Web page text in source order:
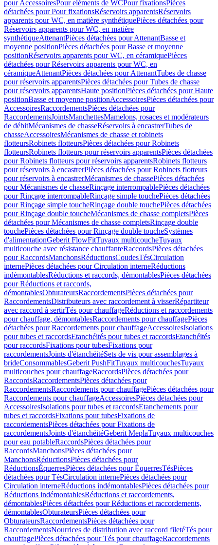
pour AccessoiresPour eléments de WCPour fixationsPièces
détachées pour Pour fixationsRéservoirs apparentsRéservoirs
apparents pour WC, en matière synthétiquePièces détachées pour
Réservoirs apparents pour WC, en matière
synthétiqueAttenantPièces détachées pour AttenantBasse et
moyenne positionPièces détachées pour Basse et moyenne
positionRéservoirs apparents pour WC, en céramiquePièces
détachées pour Réservoirs apparents pour WC, en
céramiqueAttenantPièces détachées pour AttenantTubes de chasse
pour réservoirs apparentsPièces détachées pour Tubes de chasse
pour réservoirs apparentsHaute positionPièces détachées pour Haute
positionBasse et moyenne positionAccessoiresPièces détachées pour
AccessoiresRaccordementsPièces détachées pour
RaccordementsJointsManchettesMamelons, rosaces et modérateurs
de débitMécanismes de chasseRéservoirs à encastrerTubes de
chasseAccessoiresMécanismes de chasse et robinets
flotteursRobinets flotteursPièces détachées pour Robinets
flotteursRobinets flotteurs pour réservoirs apparentsPièces détachées
pour Robinets flotteurs pour réservoirs apparentsRobinets flotteurs
pour réservoirs à encastrerPièces détachées pour Robinets flotteurs
pour réservoirs à encastrerMécanismes de chassePièces détachées
pour Mécanismes de chasseRinçage interrompablePièces détachées
pour Rinçage interrompableRinçage simple touchePièces détachées
pour Rinçage simple toucheRinçage double touchePièces détachées
pour Rinçage double toucheMécanismes de chasse completsPièces
détachées pour Mécanismes de chasse completsRinçage double
touchePièces détachées pour Rinçage double toucheSystèmes
d'alimentationGeberit FlowFitTuyaux multicoucheTuyaux
multicouche avec résistance chauffanteRaccordsPièces détachées
pour RaccordsManchonsRéductionsCoudesTésCirculation
internePièces détachées pour Circulation interneRéductions
indémontablesRéductions et raccords, démontablesPièces détachées
pour Réductions et raccords,
démontablesObturateursRaccordementsPièces détachées pour
RaccordementsDistributeurs avec raccordement à visserRépartiteur
avec raccord à sertirTés pour chauffageRéductions et raccordements
pour chauffage, démontablesRaccordements pour chauffagePièces
détachées pour Raccordements pour chauffageAccessoiresIsolations
pour tubes et raccordsEtanchéités pour tubes et raccordsEtanchéités
pour raccordsFixations pour tubesFixations pour
raccordementsJoints d'étanchéitéSets de vis pour assemblages à
brideConsommablesGeberit PushFitTuyaux multicouchesTuyaux
multicouches pour chauffageRaccordsPièces détachées pour
RaccordsRaccordementsPièces détachées pour
RaccordementsRaccordements pour chauffagePièces détachées pour
Raccordements pour chauffageAccessoiresPièces détachées pour
AccessoiresIsolations pour tubes et raccordsEtanchements pour
tubes et raccordsFixations pour tubesFixations de
raccordementsPièces détachées pour Fixations de
raccordementsJoints d'étanchéitéGeberit MeplaTuyaux multicouches
pour eau potableRaccordsPièces détachées pour
RaccordsManchonsPièces détachées pour
ManchonsRéductionsPièces détachées pour
RéductionsÉquerresPièces détachées pour ÉquerresTésPièces
détachées pour TésCirculation internePièces détachées pour
Circulation interneRéductions indémontablesPièces détachées pour
Réductions indémontablesRéductions et raccordements,
démontablesPièces détachées pour Réductions et raccordements,
démontablesObturateursPièces détachées pour
ObturateursRaccordementsPièces détachées pour
RaccordementsNourrices de distribution avec raccord filetéTés pour
chauffagePièces détachées pour Tés pour chauffageRaccordements